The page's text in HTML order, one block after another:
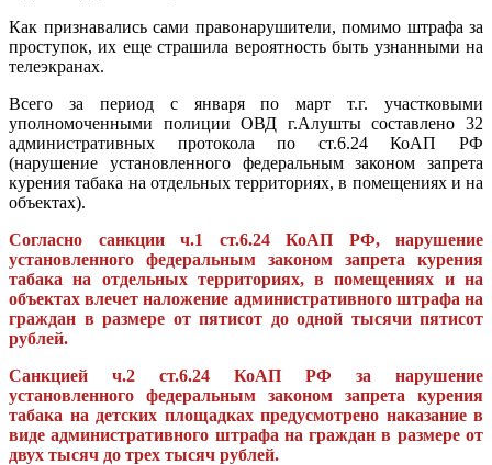
Как признавались сами правонарушители, помимо штрафа за
проступок, их еще страшила вероятность быть узнанными на
телеэкранах.
Всего за период с января по март т.г. участковыми
уполномоченными полиции ОВД г.Алушты составлено 32
административных протокола по ст.6.24 КоАП РФ
(нарушение установленного федеральным законом запрета
курения табака на отдельных территориях, в помещениях и на
объектах).
Согласно санкции ч.1 ст.6.24 КоАП РФ, нарушение
установленного федеральным законом запрета курения
табака на отдельных территориях, в помещениях и на
объектах влечет наложение административного штрафа на
граждан в размере от пятисот до одной тысячи пятисот
рублей.
Санкцией ч.2 ст.6.24 КоАП РФ за нарушение
установленного федеральным законом запрета курения
табака на детских площадках предусмотрено наказание в
виде административного штрафа на граждан в размере от
двух тысяч до трех тысяч рублей.